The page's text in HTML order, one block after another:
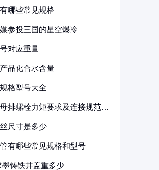
哪些常见规格
参投三国的星空爆冷
对应重量
品化合水含量
格型号大全
排螺栓力矩要求及连接规范详
尺寸是多少
有哪些常见规格和型号
墨铸铁井盖重多少